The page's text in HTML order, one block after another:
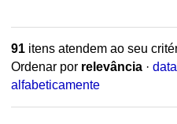
91itens atendem ao seu
Ordenar por relevância ·
alfabeticamente